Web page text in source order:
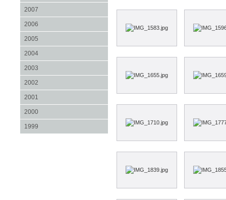
2007
2006
2005
2004
2003
2002
2001
2000
1999